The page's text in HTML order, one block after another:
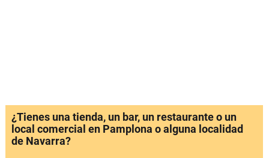
¿Tienes una tienda, un bar, un restaurante o un
local comercial en Pamplona o alguna localidad
de Navarra?